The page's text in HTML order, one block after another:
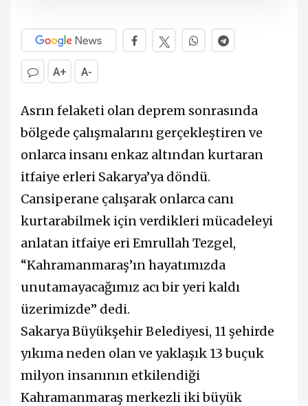
A+ A-
Asrın felaketi olan deprem sonrasında
bölgede çalışmalarını gerçekleştiren ve
onlarca insanı enkaz altından kurtaran
itfaiye erleri Sakarya’ya döndü.
Cansiperane çalışarak onlarca canı
kurtarabilmek için verdikleri mücadeleyi
anlatan itfaiye eri Emrullah Tezgel,
“Kahramanmaraş’ın hayatımızda
unutamayacağımız acı bir yeri kaldı
üzerimizde” dedi.
Sakarya Büyükşehir Belediyesi, 11 şehirde
yıkıma neden olan ve yaklaşık 13 buçuk
milyon insanının etkilendiği
Kahramanmaraş merkezli iki büyük